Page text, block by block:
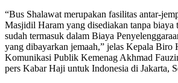
“Bus Shalawat merupakan fasilitas antar-
Masjidil Haram yang disediakan tanpa biaya
sudah termasuk dalam Biaya
yang dibayarkan jemaah,” jelas Kepala Biro
Komunikasi Publik Kemenag Akhmad
pers Kabar Haji untuk Indonesia di Jakarta,